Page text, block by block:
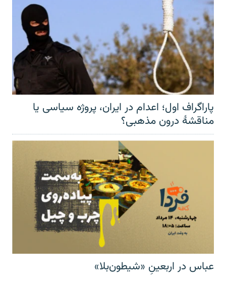
پاراگراف اول؛ اعدام در ایران، پروژه سیاسی یا
مناقشهٔ درون مذهبی؟
عباس در اربعینِ «شیطون‌بلا»